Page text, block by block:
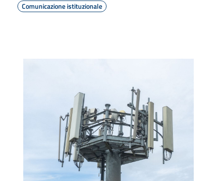
Comunicazione istituzionale